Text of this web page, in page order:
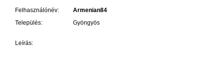
Felhasználónév:
Armenian84
Település:
Gyöngyös
Leírás: